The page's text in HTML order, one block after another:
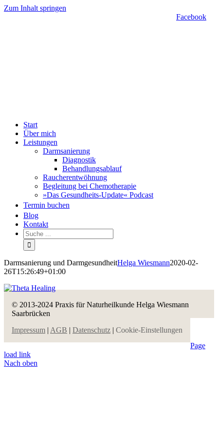
Zum Inhalt springen
Facebook
Start
Über mich
Leistungen
Darmsanierung
Diagnostik
Behandlungsablauf
Raucherentwöhnung
Begleitung bei Chemotherapie
»Das Gesundheits-Update« Podcast
Termin buchen
Blog
Kontakt
Darmsanierung und DarmgesundheitHelga Wiesmann2020-02-
26T15:26:49+01:00
© 2013-2024 Praxis für Naturheilkunde Helga Wiesmann
Saarbrücken
Impressum | AGB | Datenschutz | Cookie-Einstellungen
Page
load link
Nach oben